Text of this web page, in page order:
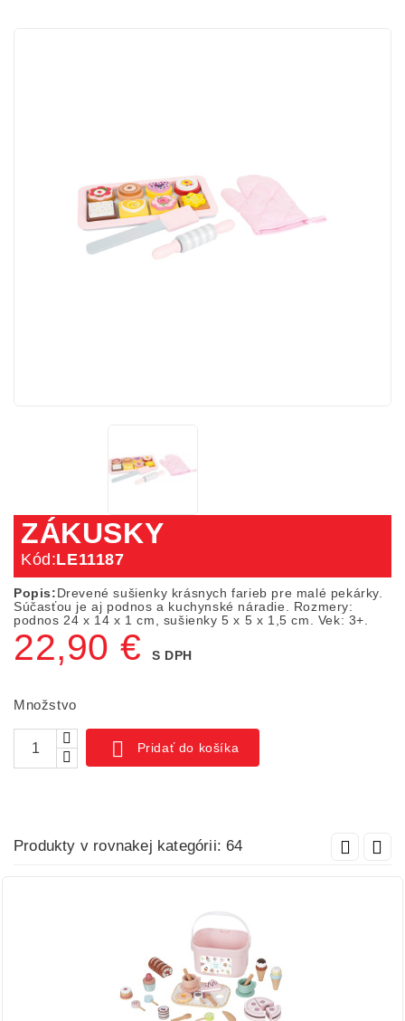
ZÁKUSKY
Kód:LE11187
Popis:Drevené sušienky krásnych farieb pre malé pekárky.
Súčasťou je aj podnos a kuchynské náradie. Rozmery:
podnos 24 x 14 x 1 cm, sušienky 5 x 5 x 1,5 cm. Vek: 3+.
22,90 € S DPH
Množstvo
 Pridať do košíka
Produkty v rovnakej kategórii: 64